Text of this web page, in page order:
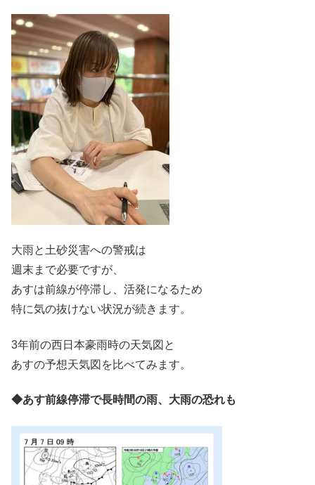
大雨と土砂災害への警戒は
週末まで必要ですが、
あすは前線が停滞し、活発になるため
特に気の抜けない状況が続きます。
3年前の西日本豪雨時の天気図と
あすの予想天気図を比べてみます。
◆あす前線停滞で長時間の雨、大雨の恐れも